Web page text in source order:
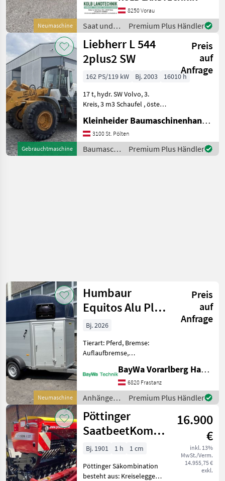
Neumaschine
seitliche Kufen,
Bodenstützwalze ++KOLB
LANDTECHNIK++ ✅TIERRE
MULCHER TIGRA PLUS 200
8250 Vorau
Saat und
Pflege /
Tierre
Premium Plus Händler
Gebrauchtmaschine
Liebherr L 544
2plus2 SW
Preis
auf
Anfrage
162 PS/119 kW Bj. 2003
16010 h
17 t, hydr. SW Volvo, 3.
Kreis, 3 m3 Schaufel , öster.
Baumaschinen Radlader
Kleinheider Baumaschinenhandel GmbH.
3100 St. Pölten
Baumaschinen
/ Liebherr
Premium Plus Händler
Neumaschine
Humbaur
Equitos Alu Plus
2,4 to EquiGuard
Preis
auf
Anfrage
Bj. 2026
Tierart: Pferd, Bremse:
Auflaufbremse,
Daten: gebremst
Innenmaß: ca. 3.157 mm x
1.654 mm x 2.300 mm
Gesamtmaß: ca. 4.604 mm x
2.175 mm x 2.81
BayWa Vorarlberg HandelsGmbH BayWa Technik
6820 Frastanz
Anhänger /
Humbaur
Premium Plus Händler
Pöttinger
SaatbeetKombination
Lion 301und
Vitasem A301
16.900
€
inkl. 13%
MwSt./Verm.
14.955,75 €
exkl.
Bj. 1901 1 h
1 cm
Pöttinger Säkombination
besteht aus: Kreiselegge